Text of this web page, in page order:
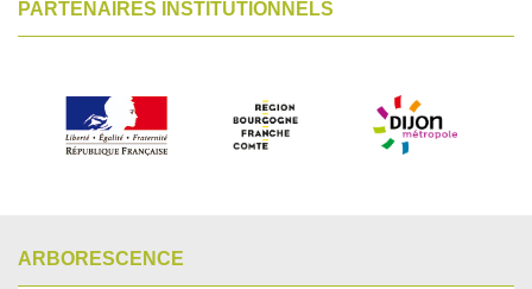
PARTENAIRES INSTITUTIONNELS
ARBORESCENCE